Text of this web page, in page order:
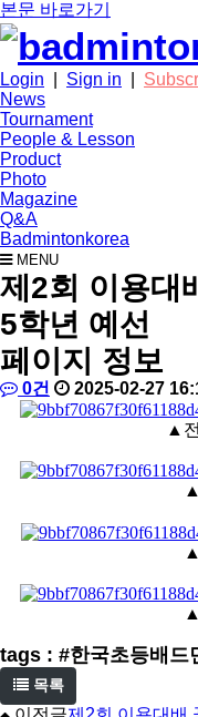
본문 바로가기
Login Sign in
News
Tournament
People & Lesson
Product
Photo
Magazine
Q&A
Badmintonkorea
MENU
photo
제2회 이용대
5학년 예선
페이지 정보
작
배
댓 0건 작
성
2025-02-27
본
문
▲
tags : #한국초등배드
목록